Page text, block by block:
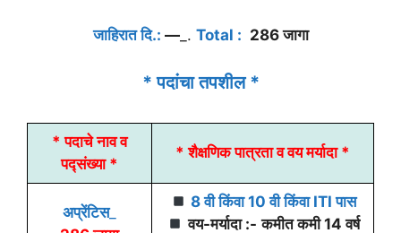
जाहिरात दि.: —_. Total : 286 जागा
* पदांचा तपशील *
* पदाचे नाव व
पद्संख्या *
* शैक्षणिक पात्रता व वय मर्यादा *
अप्रेंटिस_
8 वी किंवा 10 वीकिंवाITI पास
वय-मर्यादा :- कमीत कमी 14 वर्ष